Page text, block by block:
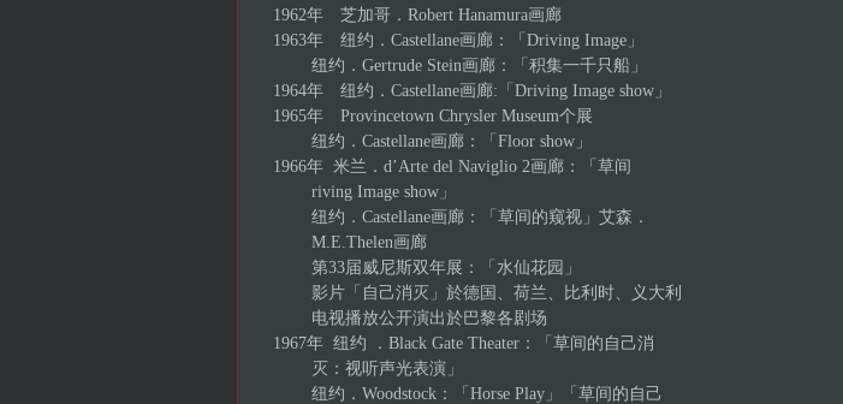
1962年 芝加哥．Robert Hanamura画廊
1963年 纽约．Castellane画廊：「Driving Image」
纽约．Gertrude Stein画廊：「积集一千只船」
1964年 纽约．Castellane画廊:「Driving Image show」
1965年 Provincetown Chrysler Museum个展
纽约．Castellane画廊：「Floor show」
1966年 米兰．d’Arte del Naviglio 2画廊：「草间
riving Image show」
纽约．Castellane画廊：「草间的窥视」艾森．
M.E.Thelen画廊
第33届威尼斯双年展：「水仙花园」
影片「自己消灭」於德国、荷兰、比利时、义大利
电视播放公开演出於巴黎各剧场
1967年 纽约 ．Black Gate Theater：「草间的自己消
灭：视听声光表演」
纽约．Woodstock：「Horse Play」「草间的自己